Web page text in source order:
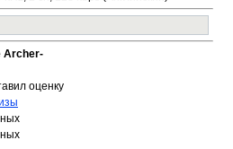
Archer-
оценку